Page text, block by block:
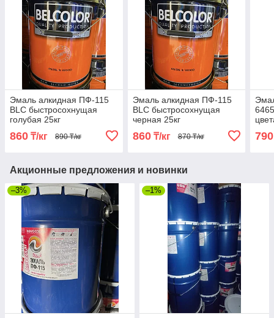
Эмаль алкидная ПФ-115
BLC быстросохнущая
голубая 25кг
860 ₸/кг 890 ₸/кг
Эмаль алкидная ПФ-115
BLC быстросохнущая
черная 25кг
860₸/кг 870 ₸/кг 790
Акционные предложения и новинки
–3% –1%